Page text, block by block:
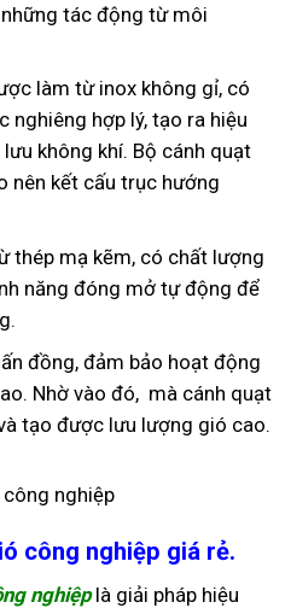
tác động từ môi
làm từ inox không gỉ, có
nghiêng hợp lý, tạo ra hiệu
không khí. Bộ cánh quạt
nên kết cấu trục hướng
thép mạ kẽm, có chất lượng
năng đóng mở tự động để
đồng, đảm bảo hoạt động
Nhờ vào đó, mà cánh quạt
tạo được lưu lượng gió cao.
công nghiệp giá rẻ.
nghiệplà giải pháp hiệu